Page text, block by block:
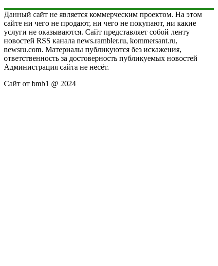
Данный сайт не является коммерческим проектом. На этом
сайте ни чего не продают, ни чего не покупают, ни какие
услуги не оказываются. Сайт представляет собой ленту
новостей RSS канала news.rambler.ru, kommersant.ru,
newsru.com. Материалы публикуются без искажения,
ответственность за достоверность публикуемых новостей
Администрация сайта не несёт.
Сайт от bmb1 @ 2024